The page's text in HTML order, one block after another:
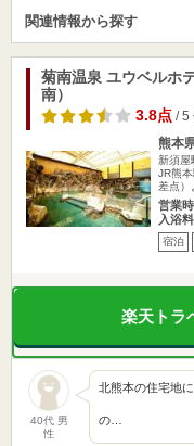
関連情報から探す
菊南温泉 ユウベルホ
南）
3.8点/ 5
熊本
新須屋
JR熊
差点）
営業
入浴
宿泊
楽天トラ
40代 男
性
北熊本の
熊本県熊
の…